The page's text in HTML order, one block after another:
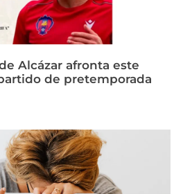
Alcázar afronta este
de pretemporada